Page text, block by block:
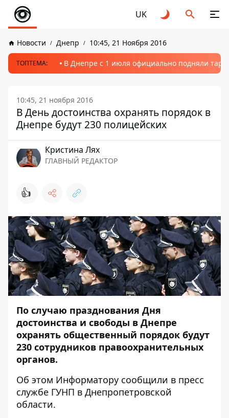
UK
Новости Днепр 10:45, 21 Ноября 2016
ТОПТЕМА: В Днепре с 1 июля официально подняли
10:45, 21 ноября 2016
В День достоинства охранять порядок в
Днепре будут 230 полицейских
Кристина Лях
ГЛАВНЫЙ РЕДАКТОР
👍
По случаю празднования Дня
достоинства и свободы в Днепре
охранять общественный порядок будут
230 сотрудников правоохранительных
органов.
Об этом Информатору сообщили в пресс
службе ГУНП в Днепропетровской
области.